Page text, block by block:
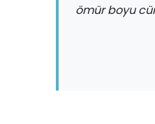
ömür boyu